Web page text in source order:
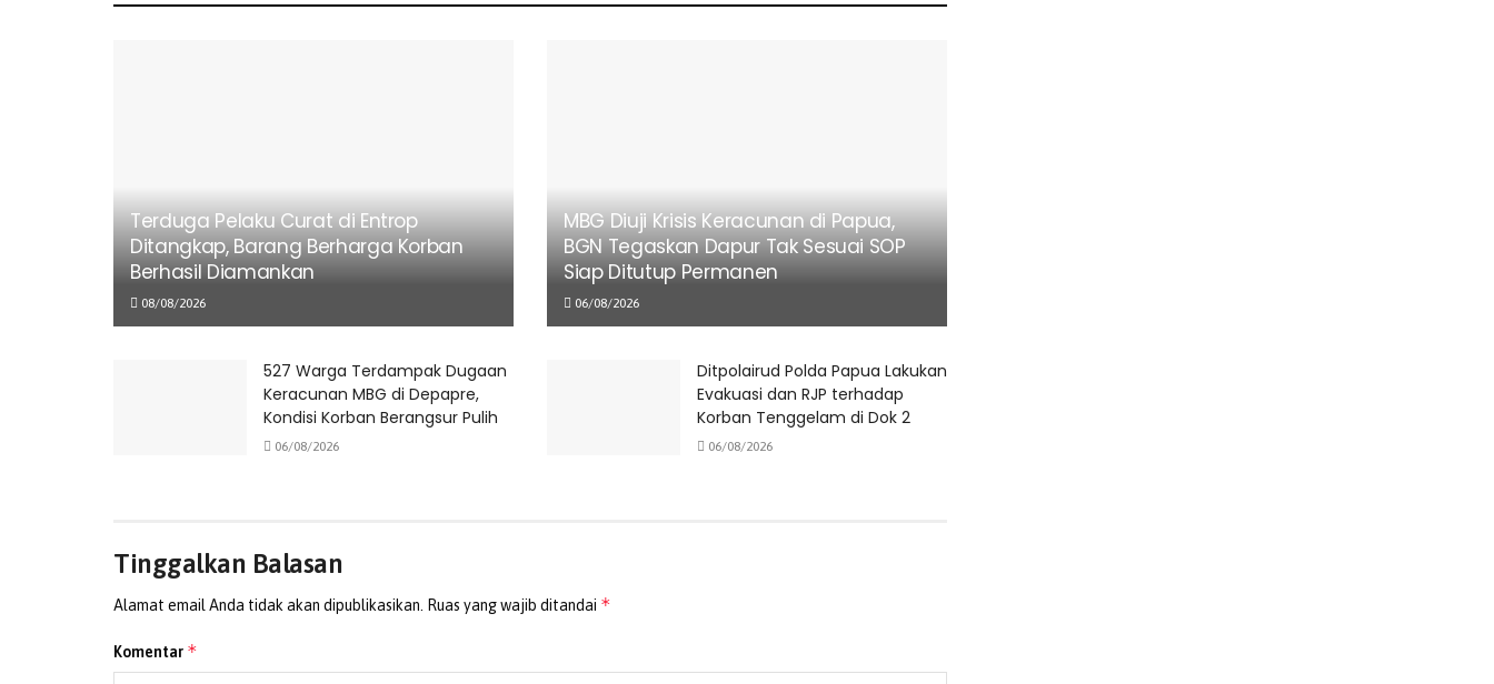
Terduga Pelaku Curat di Entrop
Ditangkap, Barang Berharga Korban
Berhasil Diamankan
08/08/2026
MBG Diuji Krisis Keracunan di Papua,
BGN Tegaskan Dapur Tak Sesuai SOP
Siap Ditutup Permanen
06/08/2026
527 Warga Terdampak Dugaan
Keracunan MBG di Depapre,
Kondisi Korban Berangsur Pulih
06/08/2026
Ditpolairud Polda Papua Lakukan
Evakuasi dan RJP terhadap
Korban Tenggelam di Dok 2
06/08/2026
Tinggalkan Balasan
Alamat email Anda tidak akan dipublikasikan. Ruas yang wajib ditandai *
Komentar *